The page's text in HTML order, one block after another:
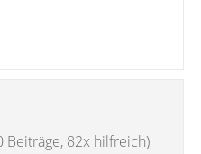
Beiträge, 82x hilfreich)